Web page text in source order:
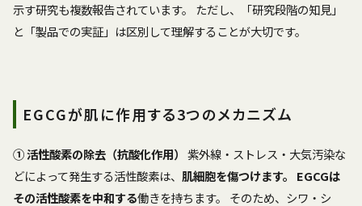
示す研究も複数報告されています。 ただし、「研究段階の知見」
と「製品での実証」は区別して理解することが大切です。
EGCGが肌に作用する3つのメカニズム
① 活性酸素の除去（抗酸化作用） 紫外線・ストレス・大気汚染な
どによって発生する活性酸素は、 肌細胞を傷つけます。 EGCGは
その活性酸素を中和する働きを持ちます。 そのため、シワ・シ